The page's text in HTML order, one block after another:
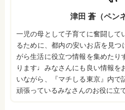
津田 蒼（ペン
一児の母として子育てに奮闘して
るために、都内の安いお店を見つ
がら生活に役立つ情報を集めたり
ります♩みなさんにも良い情報を
いながら、『マチしる東京』内で
頑張っているみなさんのお役に立